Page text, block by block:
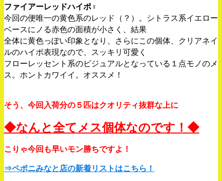
ファイアーレッドハイポ♀
今回の便唯一の黄色系のレッド（？）。シトラス系イエロー
ベースにノる赤色の面積が小さく、結果
全体に黄色っぽい印象となり、さらにこの個体、クリアネイ
ルのハイポ表現なので、スッキリ可愛く
フローレッセント系のビジュアルとなっている１点モノのメ
ス。ホントカワイイ。オススメ！
そう、今回入荷分の５匹はクオリティ抜群な上に
◆なんと全てメス個体なのです！◆
こりゃ今回も早いモン勝ちですよ！
⇒ペポニみなと店の新着リストはこちら！